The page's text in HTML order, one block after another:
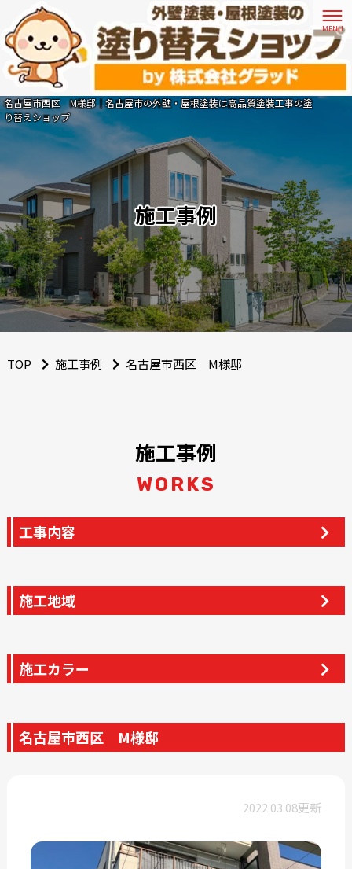
名古屋市西区 M様邸｜名古屋市の外壁・屋根塗装は高品質塗装工事の塗
り替えショップ
施工事例
TOP 施工事例 名古屋市西区 M様邸
施工事例
WORKS
工事内容
施工地域
施工カラー
名古屋市西区 M様邸
2022.03.08更新